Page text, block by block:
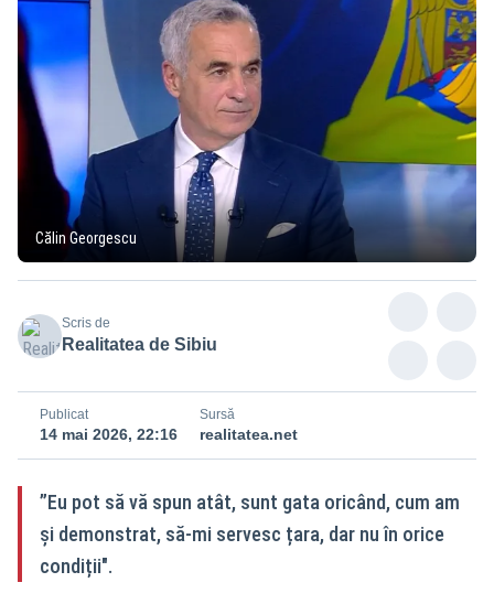
Călin Georgescu
Scris de
Realitatea de Sibiu
Publicat
14 mai 2026, 22:16
Sursă
realitatea.net
”Eu pot să vă spun atât, sunt gata oricând, cum am
și demonstrat, să-mi servesc țara, dar nu în orice
condiții".